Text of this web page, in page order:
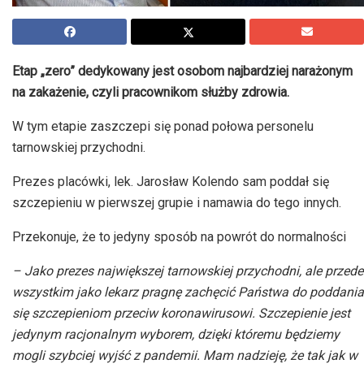
Etap „zero” dedykowany jest osobom najbardziej narażonym
na zakażenie, czyli pracownikom służby zdrowia.
W tym etapie zaszczepi się ponad połowa personelu
tarnowskiej przychodni.
Prezes placówki, lek. Jarosław Kolendo sam poddał się
szczepieniu w pierwszej grupie i namawia do tego innych.
Przekonuje, że to jedyny sposób na powrót do normalności
– Jako prezes największej tarnowskiej przychodni, ale przede
wszystkim jako lekarz pragnę zachęcić Państwa do poddania
się szczepieniom przeciw koronawirusowi. Szczepienie jest
jedynym racjonalnym wyborem, dzięki któremu będziemy
mogli szybciej wyjść z pandemii. Mam nadzieję, że tak jak w